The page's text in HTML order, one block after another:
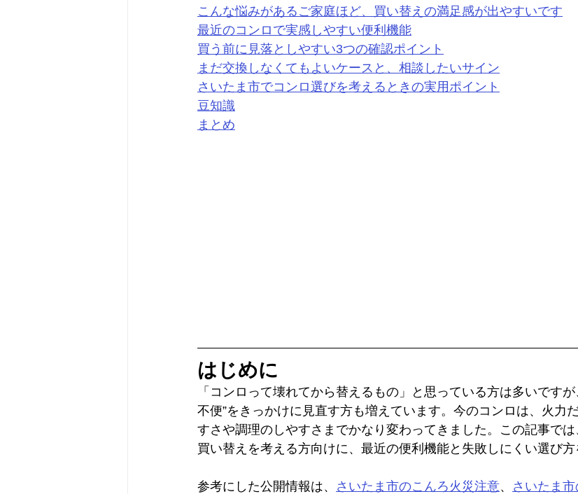
こんな悩みがあるご家庭ほど、買い替えの満足感が出やすいです
最近のコンロで実感しやすい便利機能
買う前に見落としやすい3つの確認ポイント
まだ交換しなくてもよいケースと、相談したいサイン
さいたま市でコンロ選びを考えるときの実用ポイント
豆知識
まとめ
はじめに
「コンロって壊れてから替えるもの」と思っている方は多いです
不便”をきっかけに見直す方も増えています。今のコンロは、火力
すさや調理のしやすさまでかなり変わってきました。この記事で
買い替えを考える方向けに、最近の便利機能と失敗しにくい選び方
参考にした公開情報は、 さいたま市のこんろ火災注意、 さいたま